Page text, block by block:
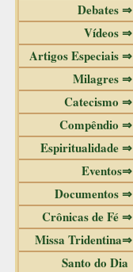
Debates ⇒
Vídeos ⇒
Artigos Especiais ⇒
Milagres ⇒
Catecismo ⇒
Compêndio ⇒
Espiritualidade ⇒
Eventos⇒
Documentos ⇒
Crônicas de Fé ⇒
Missa Tridentina⇒
Santo do Dia